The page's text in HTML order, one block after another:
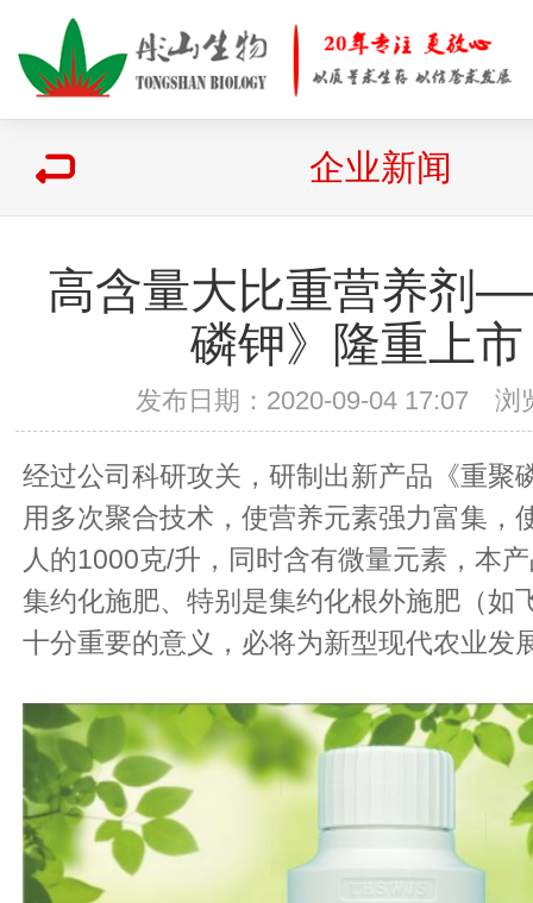
企业新闻
高含量大比重营养剂
磷钾》隆重上
发布日期：2020-09-04 17:07 浏
经过公司科研攻关，研制出新产品《重聚
用多次聚合技术，使营养元素强力富集，
人的1000克/升，同时含有微量元素，本
集约化施肥、特别是集约化根外施肥（如
十分重要的意义，必将为新型现代农业发